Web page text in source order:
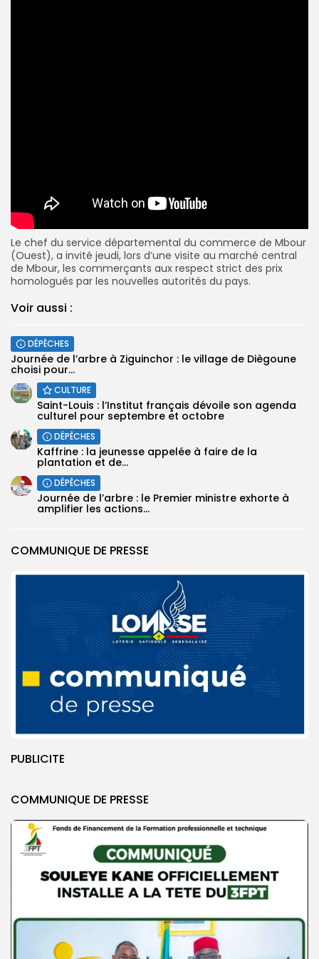
COMMUNIQUE DE PRESSE
PUBLICITE
COMMUNIQUE DE PRESSE
Le chef du service départemental du commerce de Mbour
(Ouest), a invité jeudi, lors d’une visite au marché central
de Mbour, les commerçants aux respect strict des prix
homologués par les nouvelles autorités du pays.
Voir aussi :
DÉPÊCHES
Journée de l’arbre à Ziguinchor : le village de Diègoune
choisi pour...
CULTURE
Saint-Louis : l’Institut français dévoile son agenda
culturel pour septembre et octobre
DÉPÊCHES
Kaffrine : la jeunesse appelée à faire de la
plantation et de...
DÉPÊCHES
Journée de l’arbre : le Premier ministre exhorte à
amplifier les actions...